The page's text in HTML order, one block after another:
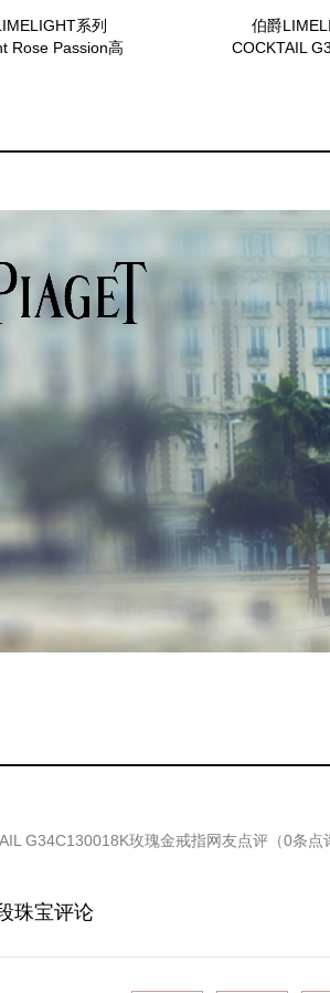
系列
Rose Passion高
伯爵
COCKTAIL
G34C130018K玫瑰金戒指网友点评（0条点
珠宝评论